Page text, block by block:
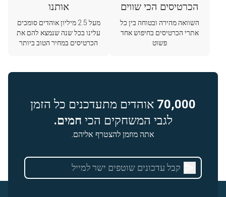
הכרטיסים הכי שווים
השוואה מהירה ובטוחה בין כל
אתרי הכרטיסים בחיפוש אחד
פשוט
אותנו
מעל 2.5 מיליון אוהדים סומכים
עלינו בכל שנה שנמצא להם את
הכרטיסים במחיר הטוב ביותר
70,000 אוהדים מתעדכנים כל הזמן
לגבי המשחקים הכי חמים.
אתה מוזמן להצטרף אליהם.